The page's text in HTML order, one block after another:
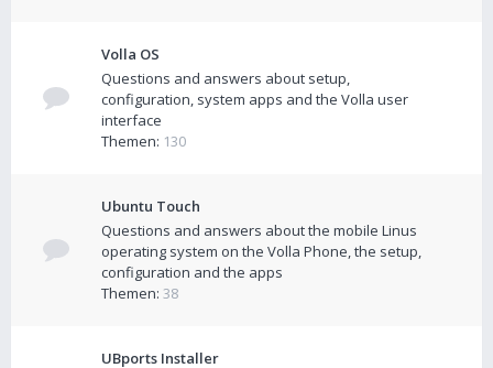
Volla OS
Questions and answers about setup,
configuration, system apps and the Volla user
interface
Themen: 130
Ubuntu Touch
Questions and answers about the mobile Linus
operating system on the Volla Phone, the setup,
configuration and the apps
Themen: 38
UBports Installer